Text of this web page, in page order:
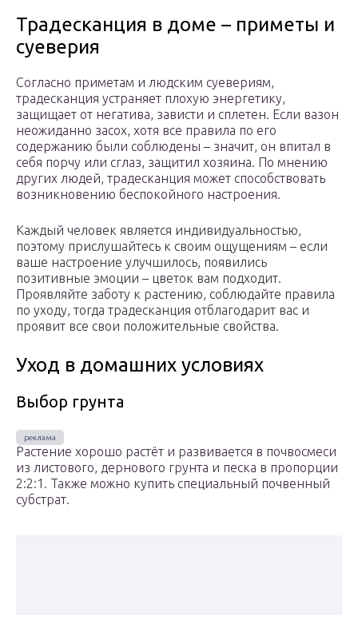
Традесканция в доме – приметы и
суеверия
Согласно приметам и людским суевериям,
традесканция устраняет плохую энергетику,
защищает от негатива, зависти и сплетен. Если вазон
неожиданно засох, хотя все правила по его
содержанию были соблюдены – значит, он впитал в
себя порчу или сглаз, защитил хозяина. По мнению
других людей, традесканция может способствовать
возникновению беспокойного настроения.
Каждый человек является индивидуальностью,
поэтому прислушайтесь к своим ощущениям – если
ваше настроение улучшилось, появились
позитивные эмоции – цветок вам подходит.
Проявляйте заботу к растению, соблюдайте правила
по уходу, тогда традесканция отблагодарит вас и
проявит все свои положительные свойства.
Уход в домашних условиях
Выбор грунта
Растение хорошо растёт и развивается в почвосмеси
из листового, дернового грунта и песка в пропорции
2:2:1. Также можно купить специальный почвенный
субстрат.